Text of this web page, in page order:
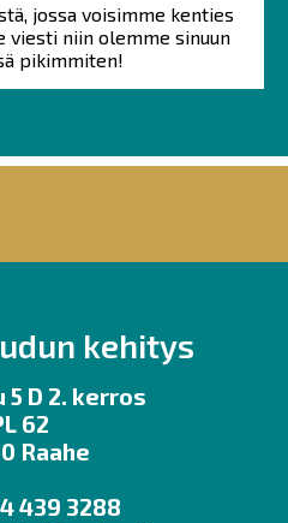
jossa voisimme kenties
viesti niin olemme sinuun
pikimmiten!
kehitys
5 D 2. kerros
62
Raahe
439 3288